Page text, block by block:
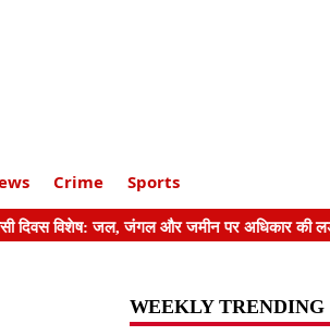
Crime Sports
WEEKLY TRENDING